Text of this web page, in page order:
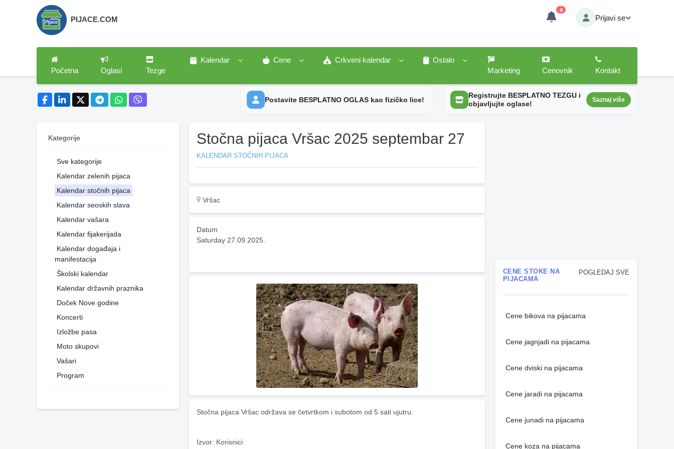
PIJACE.COM
4
Prijavi se
Početna Oglasi Tezge
Kalendar Cene Crkveni kalendar
Ostalo
Marketing
Cenovnik Kontakt
Postavite BESPLATNO OGLAS kao fizičko lice!
Registrujte BESPLATNO TEZGU i
objavljujte oglase!
Saznaj više
Kategorije
Sve kategorije
Kalendar zelenih pijaca
Kalendar stočnih pijaca
Kalendar seoskih slava
Kalendar vašara
Kalendar fijakerijada
Kalendar događaja i
manifestacija
Školski kalendar
Kalendar državnih praznika
Doček Nove godine
Koncerti
Izložbe pasa
Moto skupovi
Vašari
Program
Stočna pijaca Vršac 2025 septembar 27
KALENDAR STOČNIH PIJACA
Vršac
Datum
Saturday 27.09.2025.
Stočna pijaca Vršac održava se četvrtkom i subotom od 5 sati ujutru.
Izvor: Korisnici
POGLEDAJ SVE
CENE STOKE NA
PIJACAMA
Cene bikova na pijacama
Cene jagnjadi na pijacama
Cene dviski na pijacama
Cene jaradi na pijacama
Cene junadi na pijacama
Cene koza na pijacama